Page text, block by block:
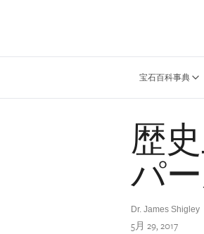
宝石百科事典
歴
パ
Dr. James Shigley
5月 29, 2017